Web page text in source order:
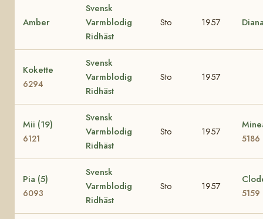
Amber
Svensk
Varmblodig
Ridhäst
Sto 1957
Kokette
6294
Svensk
Varmblodig
Ridhäst
Sto 1957
Mii (19)
6121
Svensk
Varmblodig
Ridhäst
Sto 1957
5186
Pia (5)
6093
Svensk
Varmblodig
Ridhäst
Sto 1957
5159